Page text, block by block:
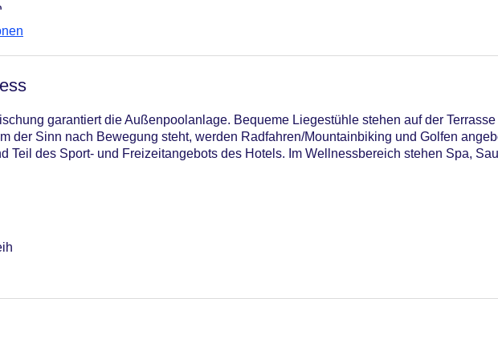
garantiert die Außenpoolanlage. Bequeme Liegestühle stehen auf der
der Sinn nach Bewegung steht, werden Radfahren/Mountainbiking und Golfen
Teil des Sport- und Freizeitangebots des Hotels. Im Wellnessbereich stehen Spa,